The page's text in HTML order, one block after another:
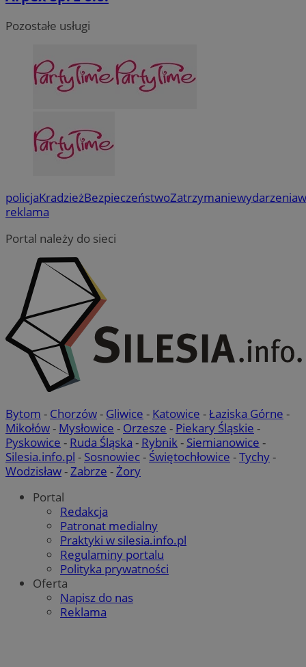
Pozostałe usługi
policjaKradzieżBezpieczeństwoZatrzymaniewydarzenia
reklama
Portal należy do sieci
Bytom - Chorzów- Gliwice - Katowice -Łaziska Górne -
Mikołów- Mysłowice - Orzesze - Piekary Śląskie -
Pyskowice - Ruda Śląska - Rybnik- Siemianowice -
Silesia.info.pl - Sosnowiec- Świętochłowice -Tychy-
Wodzisław-Zabrze -Żory
Portal
Redakcja
Patronat medialny
Praktyki w silesia.info.pl
Regulaminy portalu
Polityka prywatności
Oferta
Napisz do nas
Reklama